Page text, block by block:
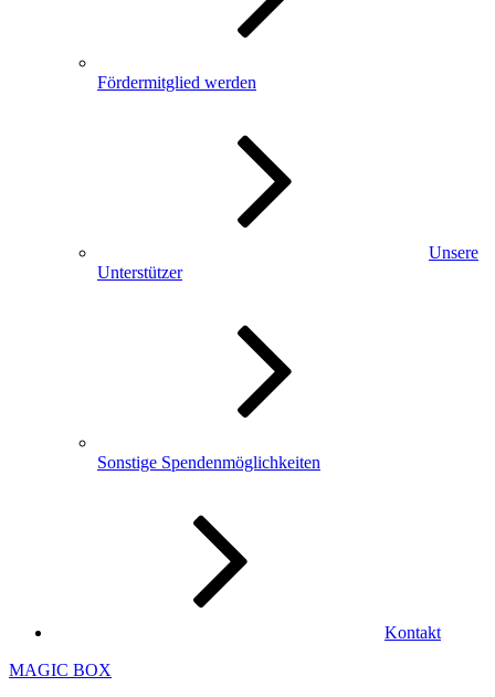
Fördermitglied werden
Unsere
Unterstützer
Sonstige Spendenmöglichkeiten
Kontakt
MAGIC BOX